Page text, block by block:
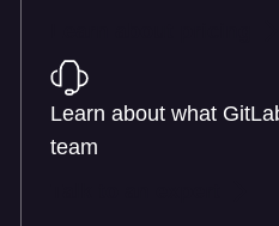
Learn about what
team